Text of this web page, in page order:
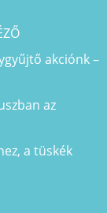
akciónk –
az
a tüskék